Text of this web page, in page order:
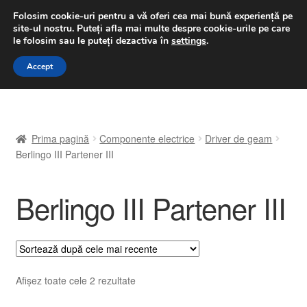
LIVRARE de la 33 lei
luni-vineri 9 a.m. - 4 p.m.031 229 6816
Sari
Sari
A lua legatura
Coș
Despre noi
Prima pagină Componente electrice
Driver de geam
Berlingo III Partener III
Berlingo III Partener III
Afișez toate cele 2 rezultateSortat
Folosim cookie-uri pentru a vă oferi cea mai bună experiență pe
site-ul nostru. Puteți afla mai multe despre cookie-urile pe care
le folosim sau le puteți dezactiva în settings.
Accept